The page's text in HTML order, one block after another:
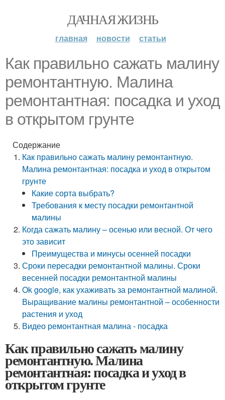
ДАЧНАЯ ЖИЗНЬ
главная новости статьи
Как правильно сажать малину
ремонтантную. Малина
ремонтантная: посадка и уход
в открытом грунте
Содержание
Как правильно сажать малину ремонтантную.
Малина ремонтантная: посадка и уход в открытом
грунте
Какие сорта выбрать?
Требования к месту посадки ремонтантной
малины
Когда сажать малину – осенью или весной. От чего
это зависит
Преимущества и минусы осенней посадки
Сроки пересадки ремонтантной малины. Сроки
весенней посадки ремонтантной малины
Ok google, как ухаживать за ремонтантной малиной.
Выращивание малины ремонтантной – особенности
растения и уход
Видео ремонтантная малина - посадка
Как правильно сажать малину
ремонтантную. Малина
ремонтантная: посадка и уход в
открытом грунте